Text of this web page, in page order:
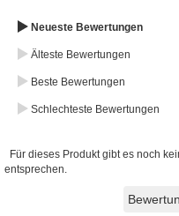
Neueste Bewertungen
Älteste Bewertungen
Beste Bewertungen
Schlechteste Bewertungen
Für dieses Produkt gibt es noch
entsprechen.